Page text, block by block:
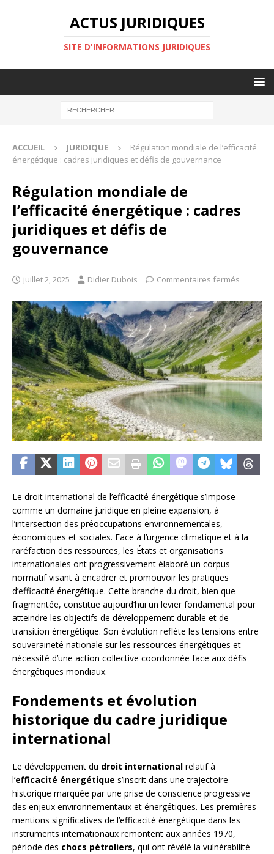
ACTUS JURIDIQUES
SITE D'INFORMATIONS JURIDIQUES
ACCUEIL JURIDIQUE
Régulation mondiale de l’efficacité
énergétique : cadres juridiques et défis de gouvernance
Régulation mondiale de
l’efficacité énergétique : cadres
juridiques et défis de
gouvernance
juillet 2, 2025 Didier Dubois Commentaires fermés
Le droit international de l’efficacité énergétique s’impose
comme un domaine juridique en pleine expansion, à
l’intersection des préoccupations environnementales,
économiques et sociales. Face à l’urgence climatique et à la
raréfaction des ressources, les États et organisations
internationales ont progressivement élaboré un corpus
normatif visant à encadrer et promouvoir les pratiques
d’efficacité énergétique. Cette branche du droit, bien que
fragmentée, constitue aujourd’hui un levier fondamental pour
atteindre les objectifs de développement durable et de
transition énergétique. Son évolution reflète les tensions entre
souveraineté nationale sur les ressources énergétiques et
nécessité d’une action collective coordonnée face aux défis
énergétiques mondiaux.
Fondements et évolution
historique du cadre juridique
international
Le développement du droit international relatif à
l’efficacité énergétique s’inscrit dans une trajectoire
historique marquée par une prise de conscience progressive
des enjeux environnementaux et énergétiques. Les premières
mentions significatives de l’efficacité énergétique dans les
instruments internationaux remontent aux années 1970,
période des chocs pétroliers, qui ont révélé la vulnérabilité